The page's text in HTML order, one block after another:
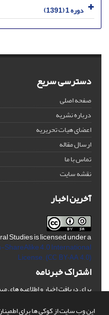
این وب سایت از کوکی ها برای
دوره 1 (1391)
دسترسی سریع
صفحه اصلی
درباره نشریه
اعضای هیات تحریریه
ارسال مقاله
تماس با ما
نقشه سایت
آخرین اخبار
Studies is licensed under a
4.0 International
License. (CC BY-AA 4.0)
اشتراک خبرنامه
برای دریافت اخبار و اطلاعیه